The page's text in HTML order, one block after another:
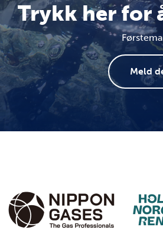
Trykk her for
Meld